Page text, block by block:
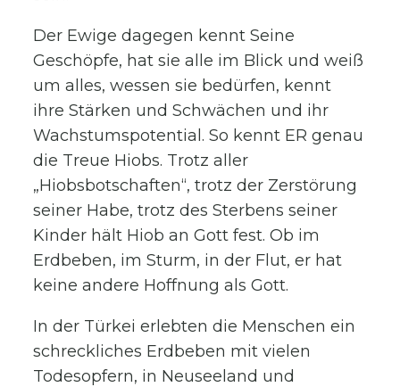
Der Ewige dagegen kennt Seine
Geschöpfe, hat sie alle im Blick und weiß
um alles, wessen sie bedürfen, kennt
ihre Stärken und Schwächen und ihr
Wachstumspotential. So kennt ER genau
die Treue Hiobs. Trotz aller
„Hiobsbotschaften“, trotz der Zerstörung
seiner Habe, trotz des Sterbens seiner
Kinder hält Hiob an Gott fest. Ob im
Erdbeben, im Sturm, in der Flut, er hat
keine andere Hoffnung als Gott.
In der Türkei erlebten die Menschen ein
schreckliches Erdbeben mit vielen
Todesopfern, in Neuseeland und